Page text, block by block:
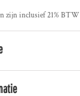
zijn inclusief 21% BTW